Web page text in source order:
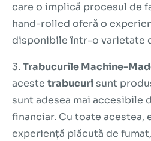
care o implică procesul de
hand-rolled oferă o
disponibile într-o varietate
3. Trabucurile Machine-
aceste trabucuri sunt
sunt adesea mai accesibile
financiar. Cu toate acestea,
experiență plăcută de